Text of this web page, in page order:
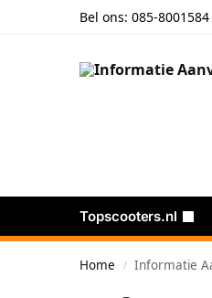
Bel ons: 085-
Topscooters.nl
Home / Informatie